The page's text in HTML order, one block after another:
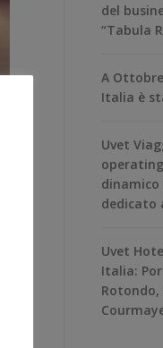
del
“Tabula
A
Italia è
Uvet
dinamico
dedicato
Uvet
Italia:
Rotondo,